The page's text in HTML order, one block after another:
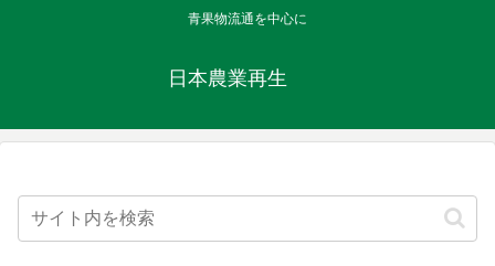
青果物流通を中心に
日本農業再生